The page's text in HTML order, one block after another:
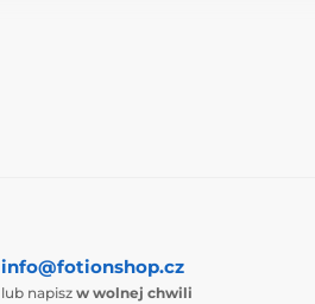
info@fotionshop.cz
lub napisz w wolnej chwili